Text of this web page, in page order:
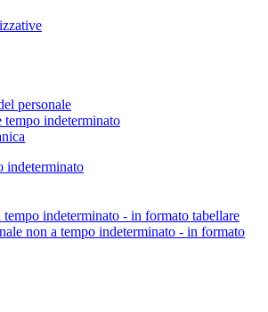
personale
tempo indeterminato
indeterminato
tempo indeterminato - in formato tabellare
non a tempo indeterminato - in formato